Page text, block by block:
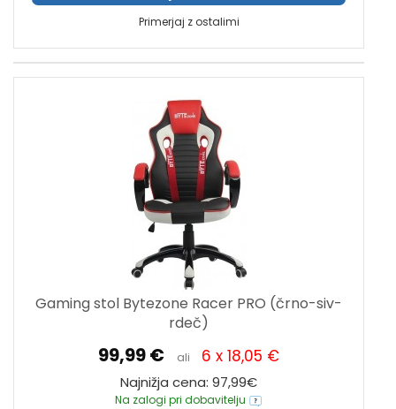
Primerjaj z ostalimi
Gaming stol Bytezone Racer PRO (črno-siv-
rdeč)
99,99 € ali 6 x 18,05 €
Najnižja cena: 97,99€
Na zalogi pri dobavitelju